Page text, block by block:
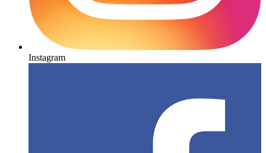
Instagram